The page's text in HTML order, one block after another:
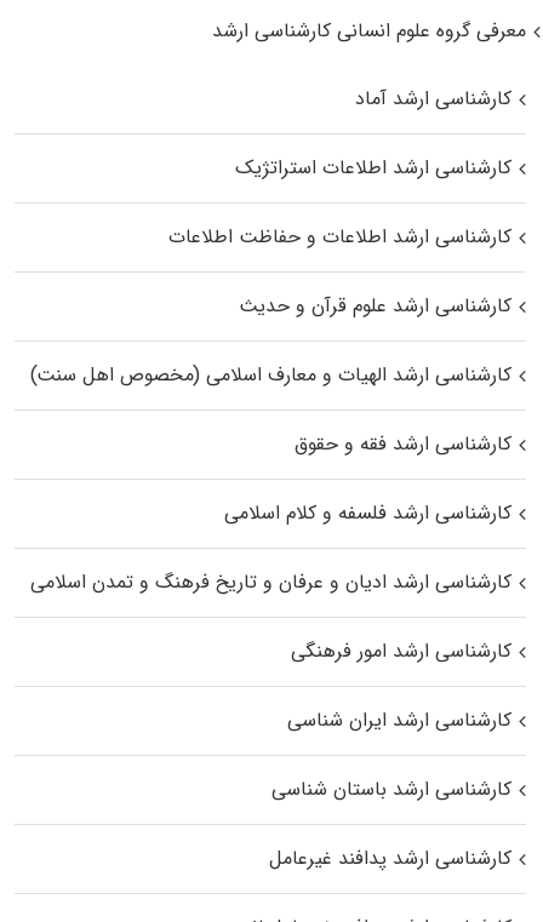
معرفی گروه علوم انسانی کارشناسی ارشد
کارشناسی ارشد آماد
کارشناسی ارشد اطلاعات استراتژیک
کارشناسی ارشد اطلاعات و حفاظت اطلاعات
کارشناسی ارشد علوم قرآن و حدیث
کارشناسی ارشد الهیات و معارف اسلامی (مخصوص اهل سنت)
کارشناسی ارشد فقه و حقوق
کارشناسی ارشد فلسفه و کلام اسلامی
کارشناسی ارشد ادیان و عرفان و تاریخ فرهنگ و تمدن اسلامی
کارشناسی ارشد امور فرهنگی
کارشناسی ارشد ایران شناسی
کارشناسی ارشد باستان شناسی
کارشناسی ارشد پدافند غیرعامل